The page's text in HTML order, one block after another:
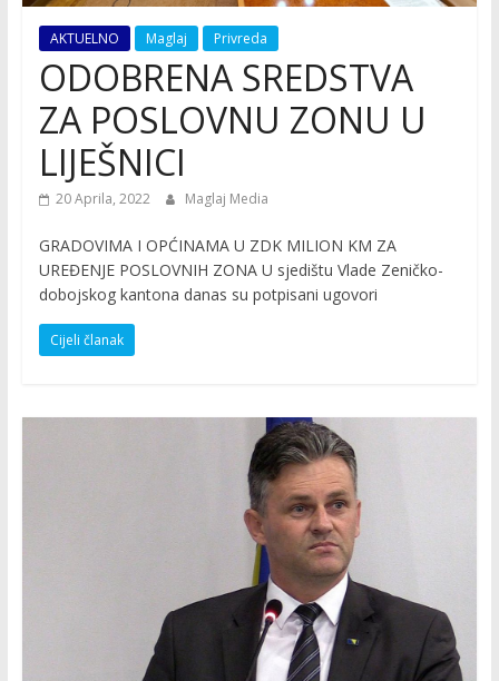
AKTUELNO Maglaj Privreda
ODOBRENA SREDSTVA
ZA POSLOVNU ZONU U
LIJEŠNICI
20 Aprila, 2022 Maglaj Media
GRADOVIMA I OPĆINAMA U ZDK MILION KM ZA
UREĐENJE POSLOVNIH ZONA U sjedištu Vlade Zeničko-
dobojskog kantona danas su potpisani ugovori
Cijeli članak